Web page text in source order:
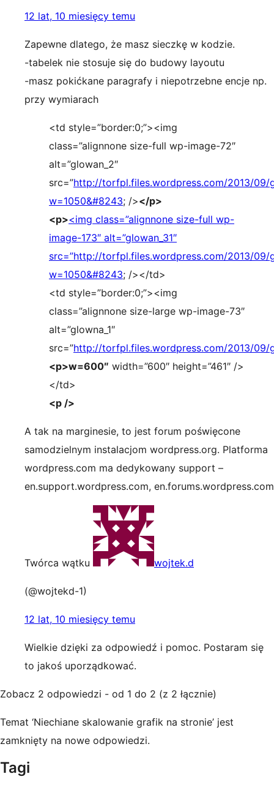
12 lat, 10 miesięcy temu
Zapewne dlatego, że masz sieczkę w kodzie.
-tabelek nie stosuje się do budowy layoutu
-masz pokićkane paragrafy i niepotrzebne encje np.
przy wymiarach
<td style=”border:0;”><img
class=”alignnone size-full wp-image-72″
alt=”glowan_2″
src=”http://torfpl.files.wordpress.com/2013/09/
w=1050&#8243; /></p>
<p><img class=”alignnone size-full wp-
image-173″ alt=”glowan_31″
src=”http://torfpl.files.wordpress.com/2013/09/
w=1050&#8243; /></td>
<td style=”border:0;”><img
class=”alignnone size-large wp-image-73″
alt=”glowna_1″
src=”http://torfpl.files.wordpress.com/2013/09/
<p>w=600″ width=”600″ height=”461″ />
</td>
<p />
A tak na marginesie, to jest forum poświęcone
samodzielnym instalacjom wordpress.org. Platforma
wordpress.com ma dedykowany support –
en.support.wordpress.com, en.forums.wordpress.com
Twórca wątku wojtek.d
(@wojtekd-1)
12 lat, 10 miesięcy temu
Wielkie dzięki za odpowiedź i pomoc. Postaram się
to jakoś uporządkować.
Zobacz 2 odpowiedzi - od 1 do 2 (z 2 łącznie)
Temat ‘Niechiane skalowanie grafik na stronie’ jest
zamknięty na nowe odpowiedzi.
Tagi